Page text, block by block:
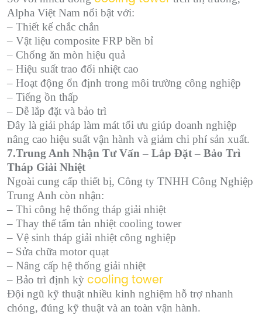
Alpha Việt Nam nổi bật với:
– Thiết kế chắc chắn
– Vật liệu composite FRP bền bỉ
– Chống ăn mòn hiệu quả
– Hiệu suất trao đổi nhiệt cao
– Hoạt động ổn định trong môi trường công nghiệp
– Tiếng ồn thấp
– Dễ lắp đặt và bảo trì
Đây là giải pháp làm mát tối ưu giúp doanh nghiệp
nâng cao hiệu suất vận hành và giảm chi phí sản xuất.
7.Trung Anh Nhận Tư Vấn – Lắp Đặt – Bảo Trì
Tháp Giải Nhiệt
Ngoài cung cấp thiết bị, Công ty TNHH Công Nghiệp
Trung Anh còn nhận:
– Thi công hệ thống tháp giải nhiệt
– Thay thế tấm tản nhiệt cooling tower
– Vệ sinh tháp giải nhiệt công nghiệp
– Sửa chữa motor quạt
– Nâng cấp hệ thống giải nhiệt
– Bảo trì định kỳ cooling tower
Đội ngũ kỹ thuật nhiều kinh nghiệm hỗ trợ nhanh
chóng, đúng kỹ thuật và an toàn vận hành.